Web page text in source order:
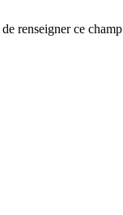
renseigner ce champ